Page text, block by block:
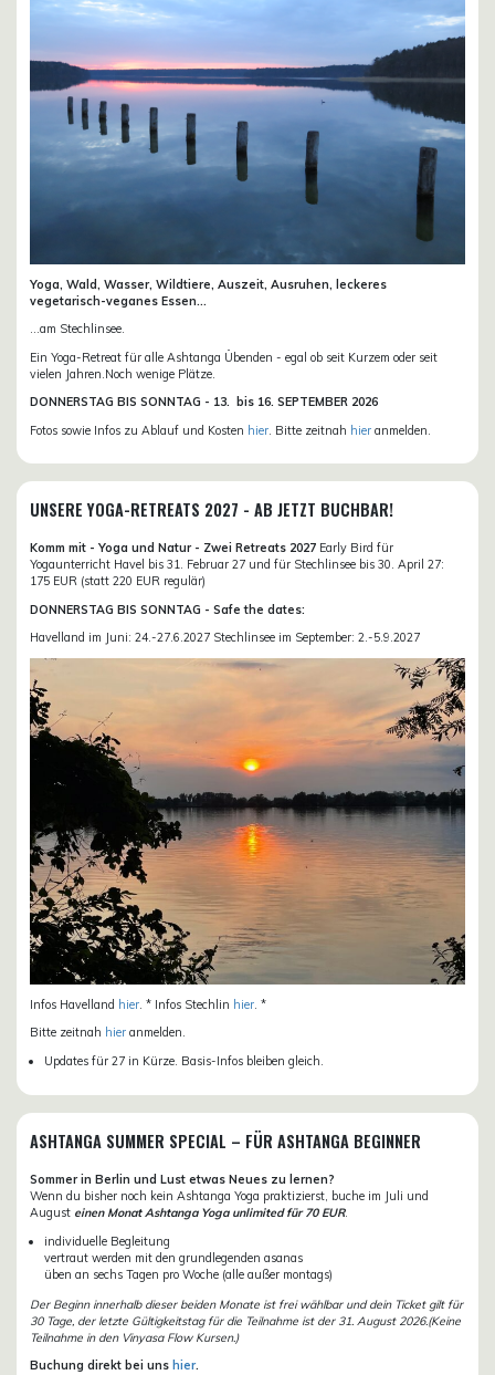
Yoga, Wald, Wasser, Wildtiere, Auszeit, Ausruhen, leckeres
vegetarisch-veganes Essen...
...am Stechlinsee.
Ein Yoga-Retreat für alle Ashtanga Übenden - egal ob seit Kurzem oder seit
vielen Jahren.Noch wenige Plätze.
DONNERSTAG BIS SONNTAG - 13. bis 16. SEPTEMBER 2026
Fotos sowie Infos zu Ablauf und Kosten hier . Bitte zeitnah hier anmelden.
UNSERE YOGA-RETREATS 2027 - AB JETZT BUCHBAR!
Komm mit - Yoga und Natur - Zwei Retreats 2027 Early Bird für
Yogaunterricht Havel bis 31. Februar 27 und für Stechlinsee bis 30. April 27:
175 EUR (statt 220 EUR regulär)
DONNERSTAG BIS SONNTAG - Safe the dates:
Havelland im Juni: 24.-27.6.2027 Stechlinsee im September: 2.-5.9.2027
Infos Havelland hier . * Infos Stechlin hier . *
Bitte zeitnah hier anmelden.
Updates für 27 in Kürze. Basis-Infos bleiben gleich.
ASHTANGA SUMMER SPECIAL – FÜR ASHTANGA BEGINNER
Sommer in Berlin und Lust etwas Neues zu lernen?
Wenn du bisher noch kein Ashtanga Yoga praktizierst, buche im Juli und
August einen Monat Ashtanga Yoga unlimited für 70 EUR.
individuelle Begleitung
vertraut werden mit den grundlegenden asanas
üben an sechs Tagen pro Woche (alle außer montags)
Der Beginn innerhalb dieser beiden Monate ist frei wählbar und dein Ticket gilt für
30 Tage, der letzte Gültigkeitstag für die Teilnahme ist der 31. August 2026.(Keine
Teilnahme in den Vinyasa Flow Kursen.)
Buchung direkt bei uns hier.